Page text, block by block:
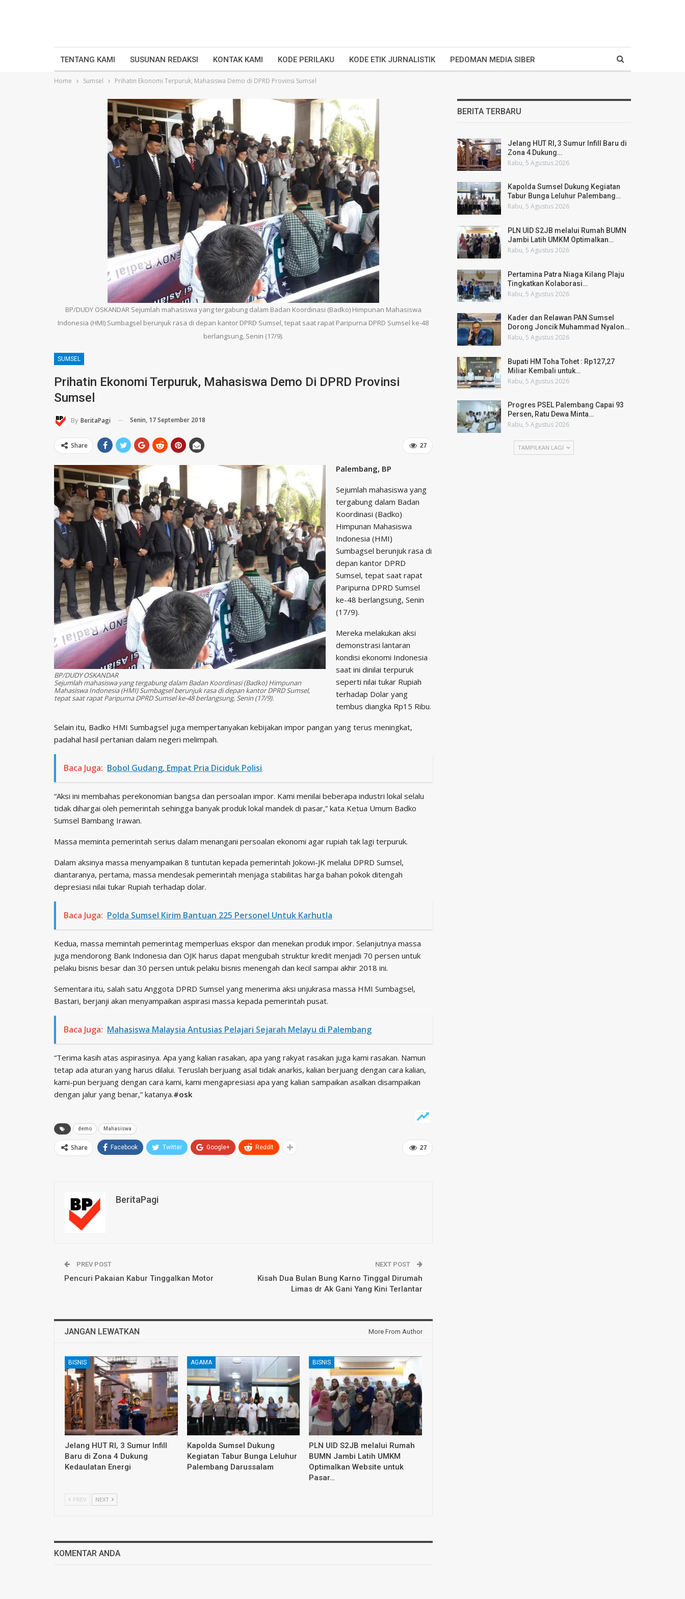
TENTANG KAMI SUSUNAN REDAKSI KONTAK KAMI KODE PERILAKU KODE ETIK JURNALISTIK PEDOMAN MEDIA SIBER
Home Sumsel Prihatin Ekonomi Terpuruk, Mahasiswa Demo di DPRD Provinsi Sumsel
BP/DUDY OSKANDAR Sejumlah mahasiswa yang tergabung dalam Badan Koordinasi (Badko) Himpunan Mahasiswa
Indonesia (HMI) Sumbagsel berunjuk rasa di depan kantor DPRD Sumsel, tepat saat rapat Paripurna DPRD Sumsel ke-48
berlangsung, Senin (17/9).
SUMSEL
Prihatin Ekonomi Terpuruk, Mahasiswa Demo Di DPRD Provinsi
Sumsel
By BeritaPagi Senin, 17 September 2018
27
Share
BP/DUDY OSKANDAR
Sejumlah mahasiswa yang tergabung dalam Badan Koordinasi (Badko) Himpunan
Mahasiswa Indonesia (HMI) Sumbagsel berunjuk rasa di depan kantor DPRD Sumsel,
tepat saat rapat Paripurna DPRD Sumsel ke-48 berlangsung, Senin (17/9).
Palembang, BP
Sejumlah mahasiswa yang
tergabung dalam Badan
Koordinasi (Badko)
Himpunan Mahasiswa
Indonesia (HMI)
Sumbagsel berunjuk rasa di
depan kantor DPRD
Sumsel, tepat saat rapat
Paripurna DPRD Sumsel
ke-48 berlangsung, Senin
(17/9).
Mereka melakukan aksi
demonstrasi lantaran
kondisi ekonomi Indonesia
saat ini dinilai terpuruk
seperti nilai tukar Rupiah
terhadap Dolar yang
tembus diangka Rp15 Ribu.
Selain itu, Badko HMI Sumbagsel juga mempertanyakan kebijakan impor pangan yang terus meningkat,
padahal hasil pertanian dalam negeri melimpah.
Baca Juga: Bobol Gudang, Empat Pria Diciduk Polisi
“Aksi ini membahas perekonomian bangsa dan persoalan impor. Kami menilai beberapa industri lokal selalu
tidak dihargai oleh pemerintah sehingga banyak produk lokal mandek di pasar,” kata Ketua Umum Badko
Sumsel Bambang Irawan.
Massa meminta pemerintah serius dalam menangani persoalan ekonomi agar rupiah tak lagi terpuruk.
Dalam aksinya massa menyampaikan 8 tuntutan kepada pemerintah Jokowi-JK melalui DPRD Sumsel,
diantaranya, pertama, massa mendesak pemerintah menjaga stabilitas harga bahan pokok ditengah
depresiasi nilai tukar Rupiah terhadap dolar.
Baca Juga: Polda Sumsel Kirim Bantuan 225 Personel Untuk Karhutla
Kedua, massa memintah pemerintag memperluas ekspor dan menekan produk impor. Selanjutnya massa
juga mendorong Bank Indonesia dan OJK harus dapat mengubah struktur kredit menjadi 70 persen untuk
pelaku bisnis besar dan 30 persen untuk pelaku bisnis menengah dan kecil sampai akhir 2018 ini.
Sementara itu, salah satu Anggota DPRD Sumsel yang menerima aksi unjukrasa massa HMI Sumbagsel,
Bastari, berjanji akan menyampaikan aspirasi massa kepada pemerintah pusat.
Baca Juga: Mahasiswa Malaysia Antusias Pelajari Sejarah Melayu di Palembang
“Terima kasih atas aspirasinya. Apa yang kalian rasakan, apa yang rakyat rasakan juga kami rasakan. Namun
tetap ada aturan yang harus dilalui. Teruslah berjuang asal tidak anarkis, kalian berjuang dengan cara kalian,
kami-pun berjuang dengan cara kami, kami mengapresiasi apa yang kalian sampaikan asalkan disampaikan
dengan jalur yang benar,” katanya.#osk
demo Mahasiswa
27
Share Facebook Twitter Google+ ReddIt
BeritaPagi
PREV POST
Pencuri Pakaian Kabur Tinggalkan Motor
NEXT POST
Kisah Dua Bulan Bung Karno Tinggal Dirumah
Limas dr Ak Gani Yang Kini Terlantar
JANGAN LEWATKAN More From Author
BISNIS
Jelang HUT RI, 3 Sumur Infill
Baru di Zona 4 Dukung
Kedaulatan Energi
AGAMA
Kapolda Sumsel Dukung
Kegiatan Tabur Bunga Leluhur
Palembang Darussalam
BISNIS
PLN UID S2JB melalui Rumah
BUMN Jambi Latih UMKM
Optimalkan Website untuk
Pasar…
PREV NEXT
KOMENTAR ANDA
BERITA TERBARU
Jelang HUT RI, 3 Sumur Infill Baru di
Zona 4 Dukung…
Rabu, 5 Agustus 2026
Kapolda Sumsel Dukung Kegiatan
Tabur Bunga Leluhur Palembang…
Rabu, 5 Agustus 2026
PLN UID S2JB melalui Rumah BUMN
Jambi Latih UMKM Optimalkan…
Rabu, 5 Agustus 2026
Pertamina Patra Niaga Kilang Plaju
Tingkatkan Kolaborasi…
Rabu, 5 Agustus 2026
Kader dan Relawan PAN Sumsel
Dorong Joncik Muhammad Nyalon…
Rabu, 5 Agustus 2026
Bupati HM Toha Tohet : Rp127,27
Miliar Kembali untuk…
Rabu, 5 Agustus 2026
Progres PSEL Palembang Capai 93
Persen, Ratu Dewa Minta…
Rabu, 5 Agustus 2026
TAMPILKAN LAGI